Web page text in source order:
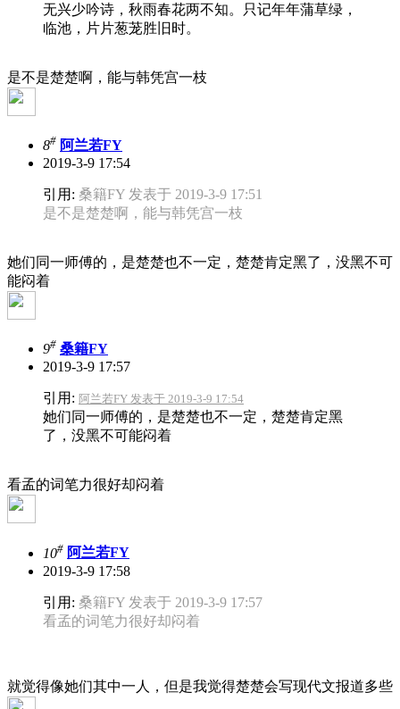
无兴少吟诗，秋雨春花两不知。只记年年蒲草绿，
临池，片片葱茏胜旧时。
是不是楚楚啊，能与韩凭宫一枝
8# 阿兰若FY
2019-3-9 17:54
引用: 桑籍FY 发表于 2019-3-9 17:51
是不是楚楚啊，能与韩凭宫一枝
她们同一师傅的，是楚楚也不一定，楚楚肯定黑了，没黑不可
能闷着
9# 桑籍FY
2019-3-9 17:57
引用: 阿兰若FY 发表于 2019-3-9 17:54
她们同一师傅的，是楚楚也不一定，楚楚肯定黑
了，没黑不可能闷着
看孟的词笔力很好却闷着
10# 阿兰若FY
2019-3-9 17:58
引用: 桑籍FY 发表于 2019-3-9 17:57
看孟的词笔力很好却闷着
就觉得像她们其中一人，但是我觉得楚楚会写现代文报道多些